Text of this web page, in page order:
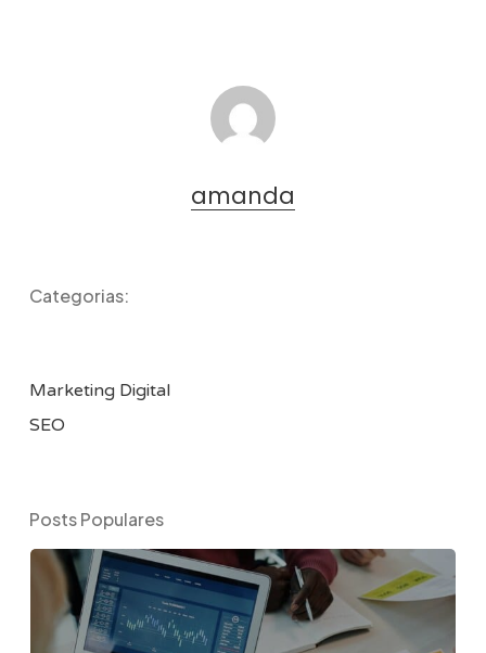
amanda
Categorias:
Marketing Digital
SEO
Posts Populares